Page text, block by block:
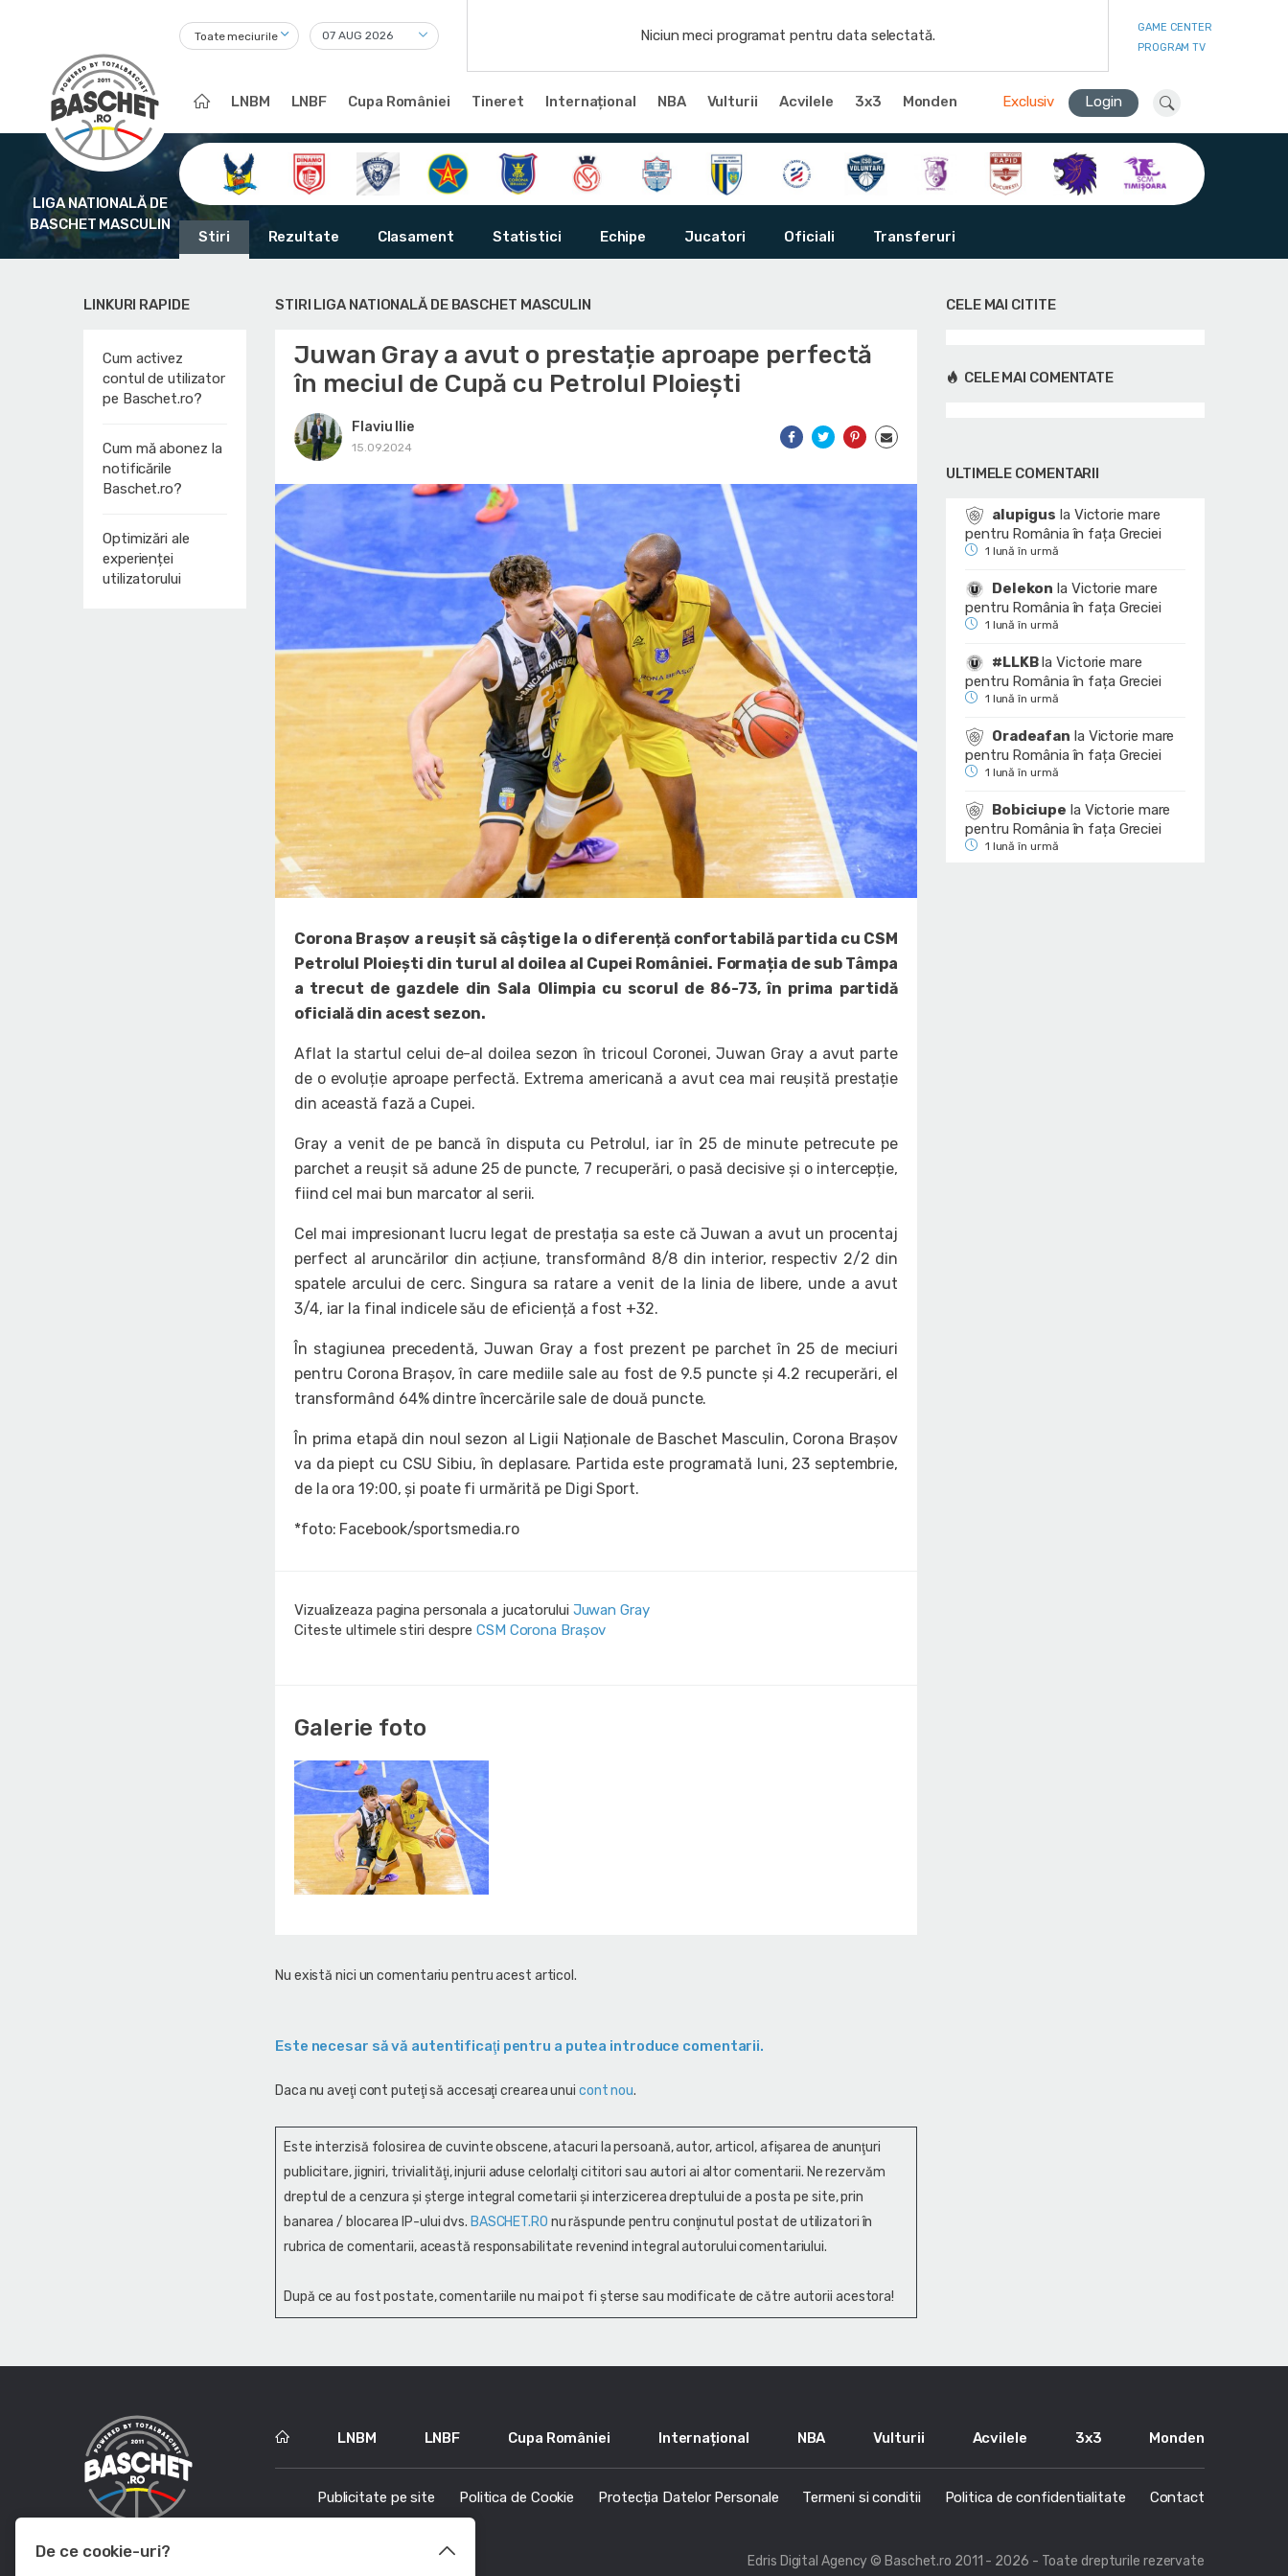
Toate meciurile Niciun meci programat pentru data selectată.
GAME CENTER
PROGRAM TV
LNBM LNBF Cupa României Tineret Internațional NBA Vulturii Acvilele 3x3 Monden Exclusiv Login
LIGA NATIONALĂ DE
BASCHET MASCULIN
Stiri Rezultate Clasament Statistici Echipe Jucatori Oficiali Transferuri
LINKURI RAPIDE
Cum activez
contul de utilizator
pe Baschet.ro?
Cum mă abonez la
notificările
Baschet.ro?
Optimizări ale
experienței
utilizatorului
STIRI LIGA NATIONALĂ DE BASCHET MASCULIN
Juwan Gray a avut o prestație aproape perfectă
în meciul de Cupă cu Petrolul Ploiești
Flaviu Ilie
15.09.2024
Corona Brașov a reușit să câștige la o diferență confortabilă partida cu CSM
Petrolul Ploiești din turul al doilea al Cupei României. Formația de sub Tâmpa
a trecut de gazdele din Sala Olimpia cu scorul de 86-73, în prima partidă
oficială din acest sezon.
Aflat la startul celui de-al doilea sezon în tricoul Coronei, Juwan Gray a avut parte
de o evoluție aproape perfectă. Extrema americană a avut cea mai reușită prestație
din această fază a Cupei.
Gray a venit de pe bancă în disputa cu Petrolul, iar în 25 de minute petrecute pe
parchet a reușit să adune 25 de puncte, 7 recuperări, o pasă decisive și o intercepție,
fiind cel mai bun marcator al serii.
Cel mai impresionant lucru legat de prestația sa este că Juwan a avut un procentaj
perfect al aruncărilor din acțiune, transformând 8/8 din interior, respectiv 2/2 din
spatele arcului de cerc. Singura sa ratare a venit de la linia de libere, unde a avut
3/4, iar la final indicele său de eficiență a fost +32.
În stagiunea precedentă, Juwan Gray a fost prezent pe parchet în 25 de meciuri
pentru Corona Brașov, în care mediile sale au fost de 9.5 puncte și 4.2 recuperări, el
transformând 64% dintre încercările sale de două puncte.
În prima etapă din noul sezon al Ligii Naționale de Baschet Masculin, Corona Brașov
va da piept cu CSU Sibiu, în deplasare. Partida este programată luni, 23 septembrie,
de la ora 19:00, și poate fi urmărită pe Digi Sport.
*foto: Facebook/sportsmedia.ro
Vizualizeaza pagina personala a jucatorului Juwan Gray
Citeste ultimele stiri despre CSM Corona Braşov
Galerie foto
Nu există nici un comentariu pentru acest articol.
Este necesar să vă autentificaţi pentru a putea introduce comentarii.
Daca nu aveţi cont puteţi să accesaţi crearea unui cont nou.
Este interzisă folosirea de cuvinte obscene, atacuri la persoană, autor, articol, afişarea de anunţuri
publicitare, jigniri, trivialităţi, injurii aduse celorlalţi cititori sau autori ai altor comentarii. Ne rezervăm
dreptul de a cenzura și şterge integral cometarii și interzicerea dreptului de a posta pe site, prin
banarea / blocarea IP-ului dvs. BASCHET.RO nu răspunde pentru conţinutul postat de utilizatori în
rubrica de comentarii, această responsabilitate revenind integral autorului comentariului.
După ce au fost postate, comentariile nu mai pot fi șterse sau modificate de către autorii acestora!
CELE MAI CITITE
CELE MAI COMENTATE
ULTIMELE COMENTARII
alupigus la Victorie mare
pentru România în fața Greciei
1 lună în urmă
Delekon la Victorie mare
pentru România în fața Greciei
1 lună în urmă
#LLKBlaVictorie mare
pentru România în fața Greciei
1 lună în urmă
Oradeafan la Victorie mare
pentru România în fața Greciei
1 lună în urmă
Bobiciupe la Victorie mare
pentru România în fața Greciei
1 lună în urmă
LNBM LNBF Cupa României Internațional NBA Vulturii Acvilele 3x3 Monden
Publicitate pe site Politica de Cookie Protecția Datelor Personale Termeni si conditii Politica de confidentialitate Contact
Edris Digital Agency© Baschet.ro 2011 - 2026 - Toate drepturile rezervate
De ce cookie-uri?